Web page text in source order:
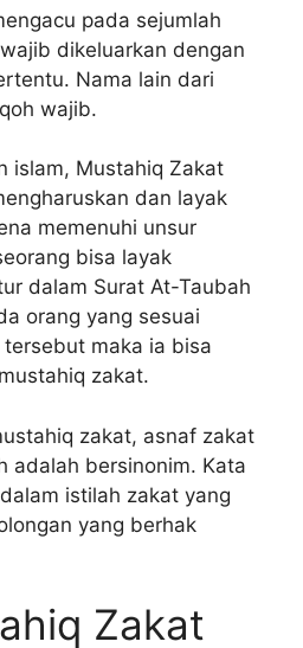
pada sejumlah
dikeluarkan dengan
Nama lain dari
wajib.
islam, Mustahiq Zakat
dan layak
memenuhi unsur
bisa layak
dalam Surat At-Taubah
orang yang sesuai
maka ia bisa
zakat.
zakat, asnaf zakat
adalah bersinonim. Kata
istilah zakat yang
yang berhak
Zakat